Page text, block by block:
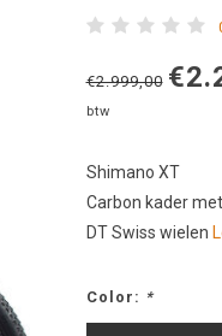
€2.999,00
btw
Shimano XT
Carbon kader
DT Swiss wielen
Color: *